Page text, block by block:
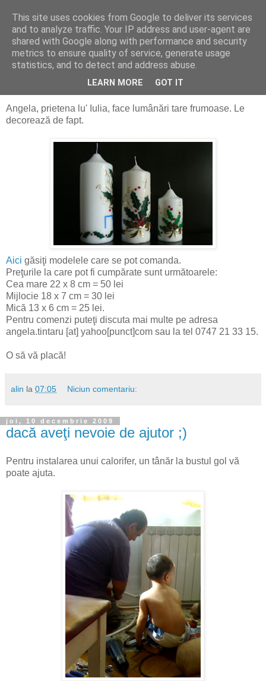
Alin Dosoniu - blog
vineri, 18 decembrie 2009
o lumânare, un cadou frumos
Angela, prietena lu' Iulia, face lumânări tare frumoase. Le
decorează de fapt.
Aici găsiţi modelele care se pot comanda.
Preţurile la care pot fi cumpărate sunt următoarele:
Cea mare 22 x 8 cm = 50 lei
Mijlocie 18 x 7 cm = 30 lei
Mică 13 x 6 cm = 25 lei.
Pentru comenzi puteţi discuta mai multe pe adresa
angela.tintaru [at] yahoo[punct]com sau la tel 0747 21 33 15.
O să vă placă!
alin la 07:05 Niciun comentariu:
joi, 10 decembrie 2009
dacă aveţi nevoie de ajutor ;)
Pentru instalarea unui calorifer, un tânăr la bustul gol vă
poate ajuta.
This site uses cookies from Google to deliver its services
and to analyze traffic. Your IP address and user-agent are
shared with Google along with performance and security
metrics to ensure quality of service, generate usage
statistics, and to detect and address abuse.
LEARN MORE GOT IT